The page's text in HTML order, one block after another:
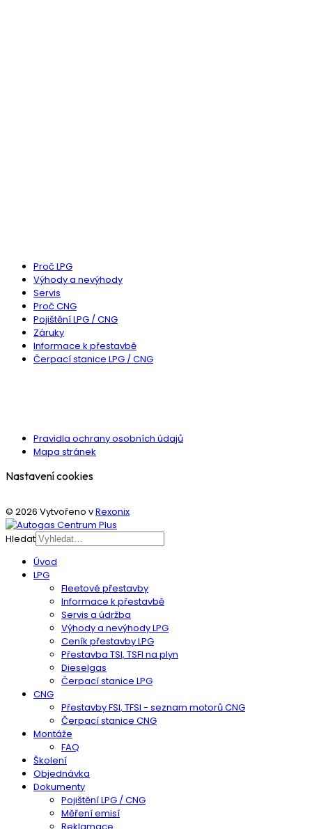
Proč LPG
Výhody a nevýhody
Servis
Proč CNG
Pojištění LPG / CNG
Záruky
Informace k přestavbě
Čerpací stanice LPG / CNG
Pravidla ochrany osobních údajů
Mapa stránek
Nastavení cookies
© 2026 Vytvořeno vRexonix
Hledat
Úvod
LPG
Fleetové přestavby
Informace k přestavbě
Servis a údržba
Výhody a nevýhody LPG
Ceník přestavby LPG
Přestavba TSI, TSFI na plyn
Dieselgas
Čerpací stanice LPG
CNG
Přestavby FSI, TFSI - seznam motorů CNG
Čerpací stanice CNG
Montáže
FAQ
Školení
Objednávka
Dokumenty
Pojištění LPG / CNG
Měření emisí